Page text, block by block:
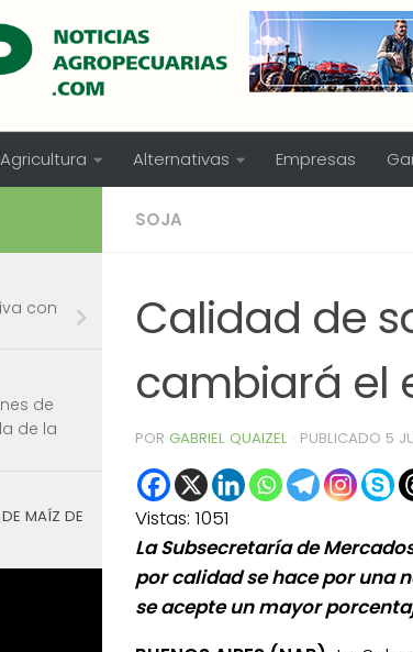
Agricultura Alternativas Empresas
SOJA
Calidad de
cambiará el
POR GABRIEL QUAIZEL · PUBLICADO 5
Vistas: 1051
La Subsecretaría de
por calidad se hace por una
se acepte un mayor
con
de
de la
MAÍZ DE